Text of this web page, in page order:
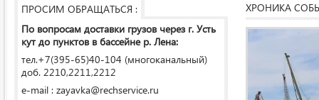
ПРОСИМ ОБРАЩАТЬСЯ :
По вопросам доставки грузов через г. Усть
кут до пунктов в бассейне р. Лена:
тел.+7(395-65)40-104 (многоканальный)
доб. 2210,2211,2212
e-mail : zayavka@rechservice.ru
ХРОНИКА